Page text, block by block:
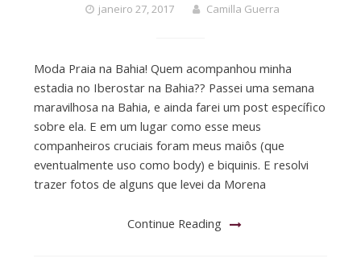
janeiro 27, 2017 Camilla Guerra
Moda Praia na Bahia! Quem acompanhou minha
estadia no Iberostar na Bahia?? Passei uma semana
maravilhosa na Bahia, e ainda farei um post específico
sobre ela. E em um lugar como esse meus
companheiros cruciais foram meus maiôs (que
eventualmente uso como body) e biquinis. E resolvi
trazer fotos de alguns que levei da Morena
Continue Reading